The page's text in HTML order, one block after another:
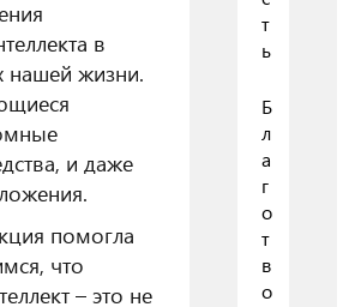
в
нашей жизни.
и даже
помогла
что
– это не
т
ь
Б
л
а
г
о
т
в
о